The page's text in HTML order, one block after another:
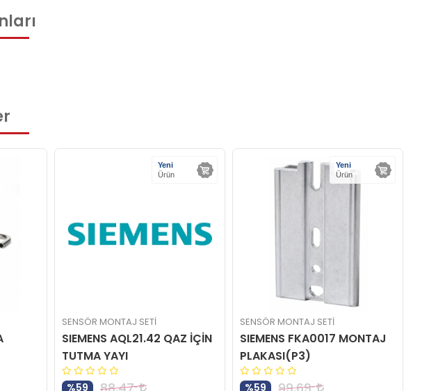
Yeni
Ürün
SENSÖR MONTAJ SETİ
SIEMENS AQL21.42 QAZ İÇİN
TUTMA YAYI
%59
Yeni
Ürün
SENSÖR MONTAJ SETİ
SIEMENS FKA0017 MONTAJ
PLAKASI(P3)
%59